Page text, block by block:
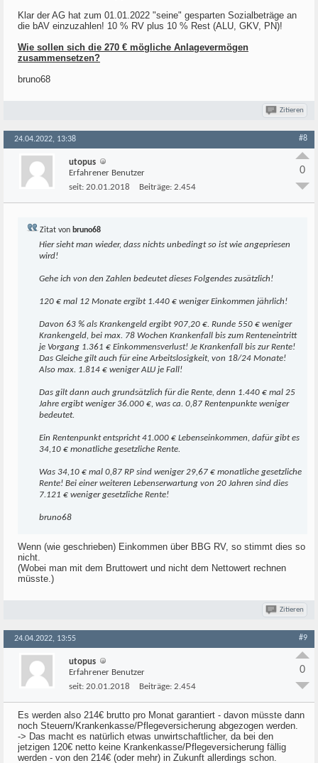
Klar der AG hat zum 01.01.2022 "seine" gesparten Sozialbeträge an
die bAV einzuzahlen! 10 % RV plus 10 % Rest (ALU, GKV, PN)!
Wie sollen sich die 270 € mögliche Anlagevermögen
zusammensetzen?
bruno68
Zitieren
24.04.2022, 13:38 #8
utopus
Erfahrener Benutzer
seit: 20.01.2018 Beiträge: 2.454
0
Zitat von bruno68
Hier sieht man wieder, dass nichts unbedingt so ist wie angepriesen
wird!
Gehe ich von den Zahlen bedeutet dieses Folgendes zusätzlich!
120 € mal 12 Monate ergibt 1.440 € weniger Einkommen jährlich!
Davon 63 % als Krankengeld ergibt 907,20 €. Runde 550 € weniger
Krankengeld, bei max. 78 Wochen Krankenfall bis zum Renteneintritt
je Vorgang 1.361 € Einkommensverlust! Je Krankenfall bis zur Rente!
Das Gleiche gilt auch für eine Arbeitslosigkeit, von 18/24 Monate!
Also max. 1.814 € weniger ALU je Fall!
Das gilt dann auch grundsätzlich für die Rente, denn 1.440 € mal 25
Jahre ergibt weniger 36.000 €, was ca. 0,87 Rentenpunkte weniger
bedeutet.
Ein Rentenpunkt entspricht 41.000 € Lebenseinkommen, dafür gibt es
34,10 € monatliche gesetzliche Rente.
Was 34,10 € mal 0,87 RP sind weniger 29,67 € monatliche gesetzliche
Rente! Bei einer weiteren Lebenserwartung von 20 Jahren sind dies
7.121 € weniger gesetzliche Rente!
bruno68
Wenn (wie geschrieben) Einkommen über BBG RV, so stimmt dies so
nicht.
(Wobei man mit dem Bruttowert und nicht dem Nettowert rechnen
müsste.)
Zitieren
24.04.2022, 13:55 #9
utopus
Erfahrener Benutzer
seit: 20.01.2018 Beiträge: 2.454
0
Es werden also 214€ brutto pro Monat garantiert - davon müsste dann
noch Steuern/Krankenkasse/Pflegeversicherung abgezogen werden.
-> Das macht es natürlich etwas unwirtschaftlicher, da bei den
jetzigen 120€ netto keine Krankenkasse/Pflegeversicherung fällig
werden - von den 214€ (oder mehr) in Zukunft allerdings schon.